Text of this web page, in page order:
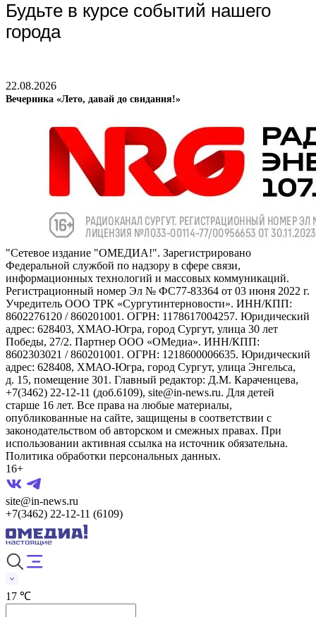
Будьте в курсе событий нашего
города
22.08.2026
Вечеринка «Лето, давай до свидания!»
"Сетевое издание "ОМЕДИА!". Зарегистрировано
Федеральной службой по надзору в сфере связи,
информационных технологий и массовых коммуникаций.
Регистрационный номер Эл № ФС77-83364 от 03 июня 2022 г.
Учредитель ООО ТРК «Сургутинтерновости». ИНН/КПП:
8602276120 / 860201001. ОГРН: 1178617004257. Юридический
адрес: 628403, ХМАО-Югра, город Сургут, улица 30 лет
Победы, 27/2. Партнер ООО «ОМедиа». ИНН/КПП:
8602303021 / 860201001. ОГРН: 1218600006635. Юридический
адрес: 628408, ХМАО-Югра, город Сургут, улица Энгельса,
д. 15, помещение 301. Главный редактор: Д.М. Караченцева,
+7(3462) 22-12-11 (доб.6109), site@in-news.ru. Для детей
старше 16 лет. Все права на любые материалы,
опубликованные на сайте, защищены в соответствии с
законодательством об авторском и смежных правах. При
использовании активная ссылка на источник обязательна.
Политика обработки персональных данных.
16+
site@in-news.ru
+7(3462) 22-12-11 (6109)
17 ℃